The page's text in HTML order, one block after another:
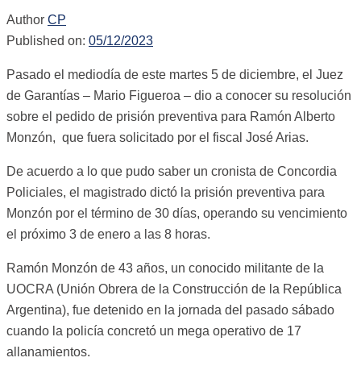
Author CP
Published on: 05/12/2023
Pasado el mediodía de este martes 5 de diciembre, el Juez
de Garantías – Mario Figueroa – dio a conocer su resolución
sobre el pedido de prisión preventiva para Ramón Alberto
Monzón, que fuera solicitado por el fiscal José Arias.
De acuerdo a lo que pudo saber un cronista de Concordia
Policiales, el magistrado dictó la prisión preventiva para
Monzón por el término de 30 días, operando su vencimiento
el próximo 3 de enero a las 8 horas.
Ramón Monzón de 43 años, un conocido militante de la
UOCRA (Unión Obrera de la Construcción de la República
Argentina), fue detenido en la jornada del pasado sábado
cuando la policía concretó un mega operativo de 17
allanamientos.